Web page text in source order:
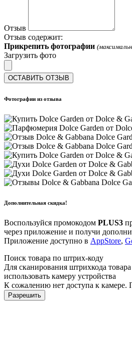
Отзыв
Отзыв содержит:
Прикрепить фотографии
Загрузить фото
ОСТАВИТЬ ОТЗЫВ
Фотографии из отзыва
Дополнительная скидка!
Воспользуйся промокодом PLUS3
через приложение и получи
Приложение доступно в AppStore,
Поиск товара по штрих-коду
Для сканирования штрихкода
использовать камеру устройства
К сожалению нет доступа к камере.
Разрешить